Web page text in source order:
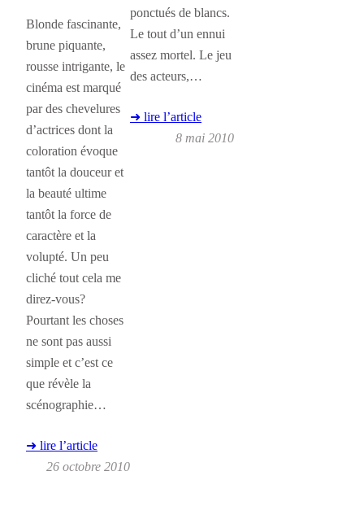
Blonde fascinante,
brune piquante,
rousse intrigante, le
cinéma est marqué
par des chevelures
d’actrices dont la
coloration évoque
tantôt la douceur et
la beauté ultime
tantôt la force de
caractère et la
volupté. Un peu
cliché tout cela me
direz-vous?
Pourtant les choses
ne sont pas aussi
simple et c’est ce
que révèle la
scénographie…
➜ lire l’article
26 octobre 2010
ponctués de blancs.
Le tout d’un ennui
assez mortel. Le jeu
des acteurs,…
➜ lire l’article
8 mai 2010